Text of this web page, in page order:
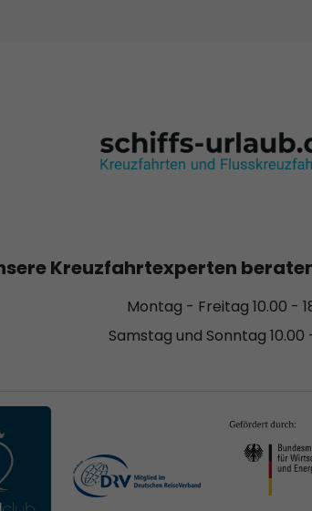
Kreuzfahrtexperten
Montag - Freitag 10.00 -
Samstag und Sonntag 10.00